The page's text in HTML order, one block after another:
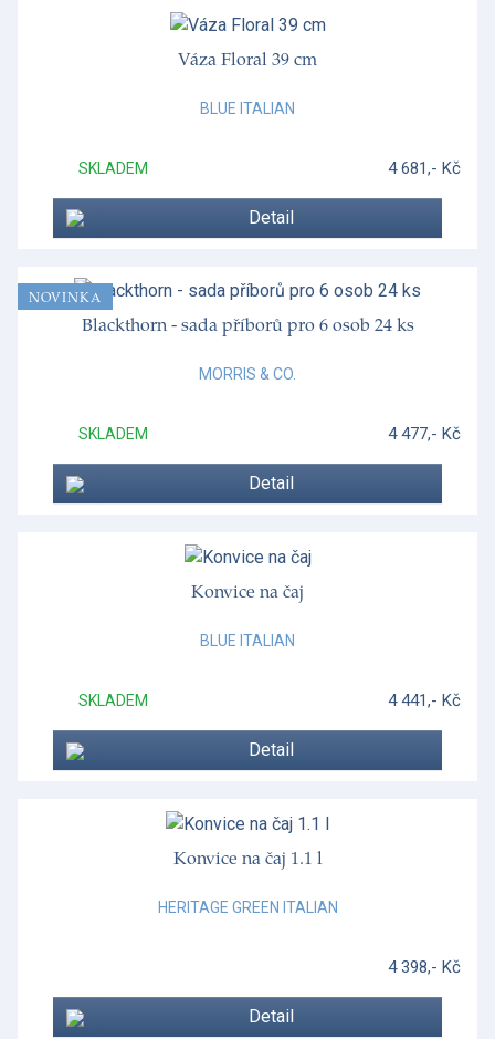
Váza Floral 39 cm
BLUE ITALIAN
SKLADEM 4 681,- Kč
Detail
Blackthorn - sada příborů pro 6 osob 24 ks
MORRIS & CO.
SKLADEM 4 477,- Kč
Detail
NOVINKA
Konvice na čaj
BLUE ITALIAN
SKLADEM 4 441,- Kč
Detail
Konvice na čaj 1.1 l
HERITAGE GREEN ITALIAN
4 398,- Kč
Detail